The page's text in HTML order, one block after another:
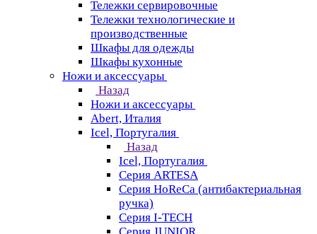
Тележки сервировочные
Тележки технологические и
производственные
Шкафы для одежды
Шкафы кухонные
Ножи и аксессуары
Назад
Ножи и аксессуары
Abert, Италия
Icel, Португалия
Назад
Icel, Португалия
Серия ARTESA
Серия HoReCa (антибактериальная
ручка)
Серия I-TECH